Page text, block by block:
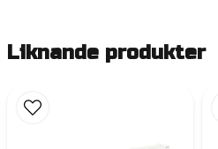
Liknande produkter